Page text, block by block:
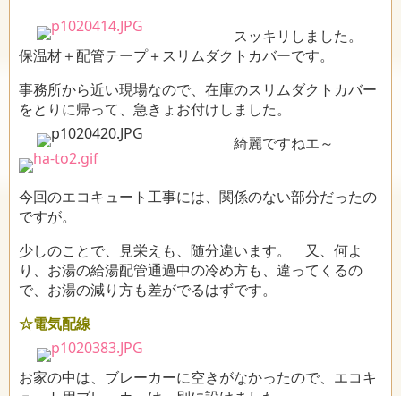
スッキリしました。
保温材＋配管テープ＋スリムダクトカバーです。
事務所から近い現場なので、在庫のスリムダクトカバー
をとりに帰って、急きょお付けしました。
綺麗ですねエ～
今回のエコキュート工事には、関係のない部分だったの
ですが。
少しのことで、見栄えも、随分違います。 又、何よ
り、お湯の給湯配管通過中の冷め方も、違ってくるの
で、お湯の減り方も差がでるはずです。
☆電気配線
お家の中は、ブレーカーに空きがなかったので、エコキ